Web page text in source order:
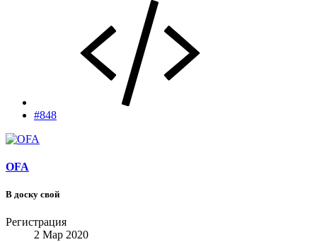
#848
OFA
В доску свой
Регистрация
2 Мар 2020